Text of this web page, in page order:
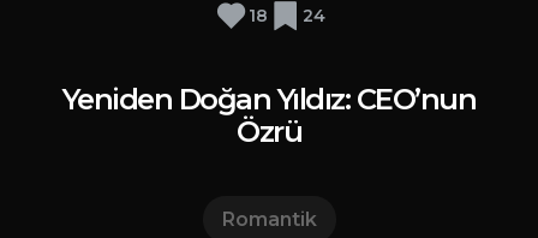
Yeniden Doğan Yıldız: CEO’nun
Özrü
18 24
Romantik